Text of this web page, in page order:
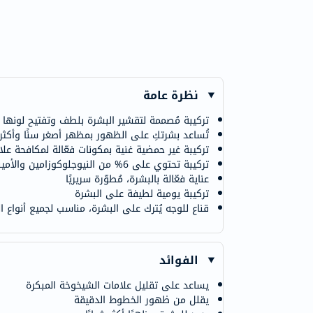
نظرة عامة
تركيبة مُصممة لتقشير البشرة بلطف وتفتيح لونها
تُساعد بشرتكِ على الظهور بمظهر أصغر سنًا
تركيبة غير حمضية غنية بمكونات فعّالة لمكافحة
تركيبة تحتوي على 6% من النيوجلوكوزامين والأمينوفيل
عناية فعّالة بالبشرة، مُطوّرة سريريًا
تركيبة يومية لطيفة على البشرة
قناع للوجه يُترك على البشرة، مناسب لجميع أنواع
الفوائد
يساعد على تقليل علامات الشيخوخة المبكرة
يقلل من ظهور الخطوط الدقيقة